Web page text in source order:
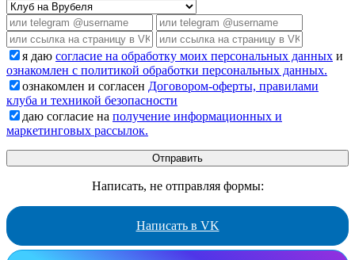
я даю согласие на обработку моих персональных данных и
ознакомлен с политикой обработки персональных данных.
ознакомлен и согласен Договором-оферты, правилами
клуба и техникой безопасности
даю согласие на получение информационных и
маркетинговых рассылок.
Написать, не отправляя формы:
Написать в VK